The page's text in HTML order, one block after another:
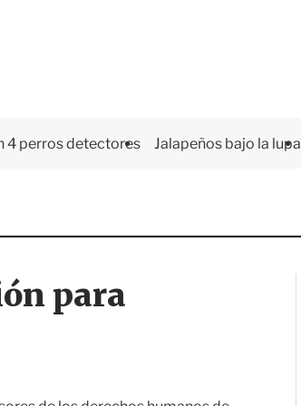
4 perros detectores Jalapeños bajo la lupa
para